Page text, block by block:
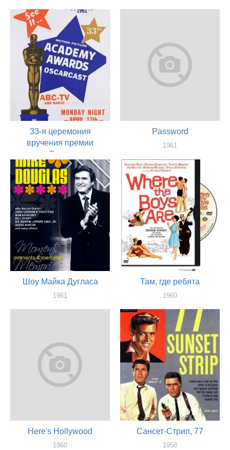
33-я церемония
вручения премии
«Оскар»
1961
актер
Password
1961
Шоу Майка Дугласа
1961
Там, где ребята
1960
Here's Hollywood
1960
Сансет-Стрип, 77
1958